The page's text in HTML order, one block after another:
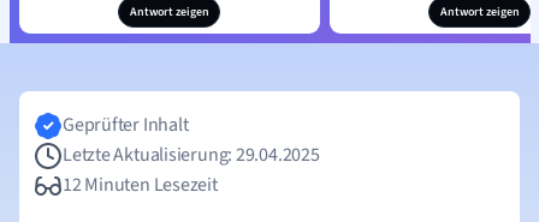
Antwort zeigen Antwort zeigen
Geprüfter Inhalt
Letzte Aktualisierung: 29.04.2025
12 Minuten Lesezeit